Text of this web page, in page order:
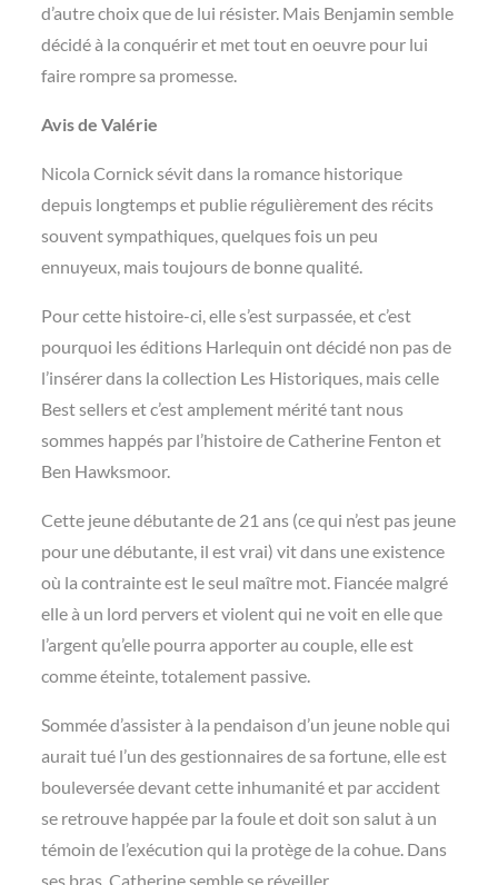
d’autre choix que de lui résister. Mais Benjamin semble
décidé à la conquérir et met tout en oeuvre pour lui
faire rompre sa promesse.
Avis de Valérie
Nicola Cornick sévit dans la romance historique
depuis longtemps et publie régulièrement des récits
souvent sympathiques, quelques fois un peu
ennuyeux, mais toujours de bonne qualité.
Pour cette histoire-ci, elle s’est surpassée, et c’est
pourquoi les éditions Harlequin ont décidé non pas de
l’insérer dans la collection Les Historiques, mais celle
Best sellers et c’est amplement mérité tant nous
sommes happés par l’histoire de Catherine Fenton et
Ben Hawksmoor.
Cette jeune débutante de 21 ans (ce qui n’est pas jeune
pour une débutante, il est vrai) vit dans une existence
où la contrainte est le seul maître mot. Fiancée malgré
elle à un lord pervers et violent qui ne voit en elle que
l’argent qu’elle pourra apporter au couple, elle est
comme éteinte, totalement passive.
Sommée d’assister à la pendaison d’un jeune noble qui
aurait tué l’un des gestionnaires de sa fortune, elle est
bouleversée devant cette inhumanité et par accident
se retrouve happée par la foule et doit son salut à un
témoin de l’exécution qui la protège de la cohue. Dans
ses bras, Catherine semble se réveiller.